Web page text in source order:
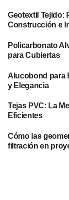
Geotextil Tejido:
Construcción e
Policarbonato
para Cubiertas
Alucobond para
y Elegancia
Tejas PVC: La
Eficientes
Cómo las
filtración en